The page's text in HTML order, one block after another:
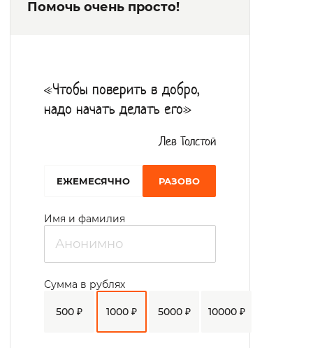
Помочь очень просто!
«Чтобы поверить в добро,
надо начать делать его»
Лев Толстой
EЖЕМЕСЯЧНО РАЗОВО
Имя и фамилия
500 ₽ 1000 ₽ 5000 ₽ 10000 ₽
Сумма в рублях